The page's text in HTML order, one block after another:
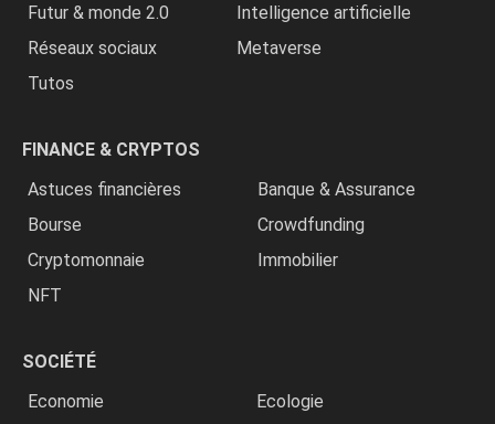
Futur & monde 2.0
Intelligence artificielle
Réseaux sociaux
Metaverse
Tutos
FINANCE & CRYPTOS
Astuces financières
Banque & Assurance
Bourse
Crowdfunding
Cryptomonnaie
Immobilier
NFT
SOCIÉTÉ
Economie
Ecologie